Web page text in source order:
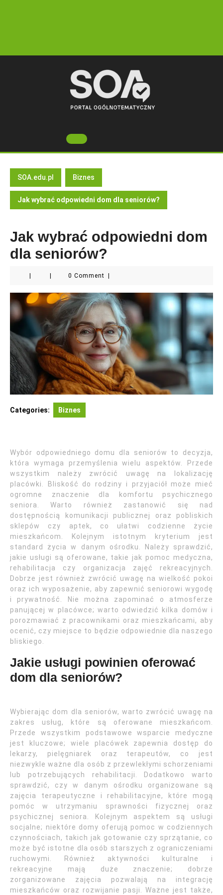
Open
Button
SOA.edu.pl Biznes
Jak wybrać odpowiedni dom dla seniorów?
Jak wybrać odpowiedni dom
dla seniorów?
0 Comment
Categories: Biznes
Wybór odpowiedniego domu dla seniorów to decyzja,
która wymaga przemyślenia wielu aspektów. Przede
wszystkim należy zwrócić uwagę na lokalizację
placówki. Bliskość do rodziny i przyjaciół może mieć
ogromne znaczenie dla komfortu psychicznego
seniora. Warto również zastanowić się nad
dostępnością komunikacji publicznej oraz pobliskich
sklepów czy aptek, co ułatwi codzienne życie
mieszkańcom. Kolejnym istotnym kryterium jest
standard życia w danym ośrodku. Należy sprawdzić,
jakie usługi są oferowane, takie jak pomoc medyczna,
rehabilitacja czy organizacja zajęć rekreacyjnych.
Dobrze jest również zwrócić uwagę na wielkość pokoi
oraz ich wyposażenie, aby zapewnić seniorowi wygodę
i prywatność. Nie można zapominać o atmosferze
panującej w placówce; warto odwiedzić kilka domów i
porozmawiać z pracownikami oraz mieszkańcami, aby
ocenić, czy miejsce to będzie odpowiednie dla naszego
bliskiego.
Jakie usługi powinien oferować
dom dla seniorów?
Wybierając dom dla seniorów, warto zwrócić uwagę na
zakres usług, które są oferowane mieszkańcom.
Przede wszystkim podstawowe wsparcie medyczne
jest kluczowe; wiele placówek zapewnia dostęp do
lekarzy, pielęgniarek oraz terapeutów, co jest
niezwykle ważne dla osób z przewlekłymi schorzeniami
lub potrzebujących rehabilitacji. Dodatkowo warto
sprawdzić, czy w danym ośrodku organizowane są
zajęcia terapeutyczne i rehabilitacyjne, które mogą
pomóc w utrzymaniu sprawności fizycznej oraz
psychicznej seniora. Kolejnym aspektem są usługi
socjalne; niektóre domy oferują pomoc w codziennych
czynnościach, takich jak gotowanie czy sprzątanie, co
może być istotne dla osób starszych z ograniczeniami
ruchowymi. Również aktywności kulturalne i
rekreacyjne mają duże znaczenie; dobrze
zorganizowane zajęcia pozwalają na integrację
mieszkańców oraz rozwijanie pasji. Ważne jest także,